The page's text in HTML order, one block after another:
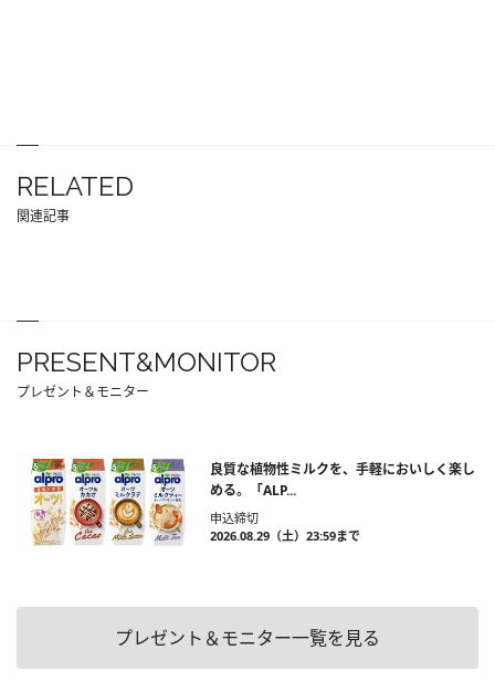
RELATED
関連記事
PRESENT&MONITOR
プレゼント＆モニター
良質な植物性ミルクを、手軽においしく楽し
める。「ALP...
申込締切
2026.08.29（土）23:59まで
プレゼント＆モニター一覧を見る